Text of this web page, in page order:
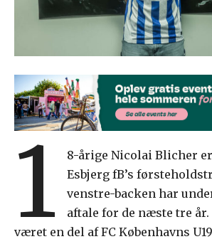
1
8-årige Nicolai Blicher
Esbjerg fB’s
venstre-backen har
aftale for de næste tre
været en del af FC Københavns